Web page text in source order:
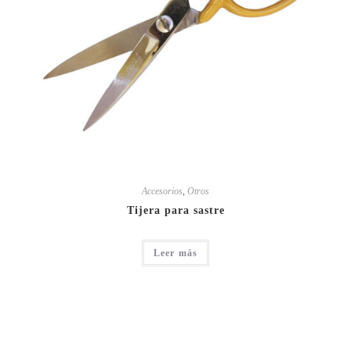
Accesorios, Otros
Tijera para sastre
Leer más